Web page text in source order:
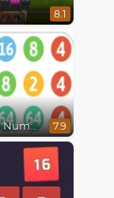
8.1
Connected Numbers 7.9